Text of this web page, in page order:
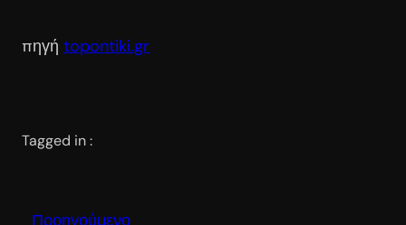
πηγή topontiki.gr
Tagged in :
Προηγούμενο